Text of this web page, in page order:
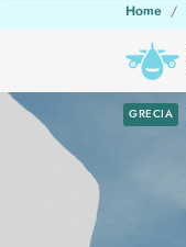
Home
GRECIA